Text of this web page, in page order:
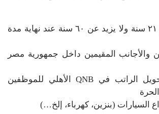
– لا يقل سن عن ٢١ سنة ولا يزيد عن ٦٠ سنة عند نهاية مدة
والأجانب المقيمين داخل جمهورية مصر
– متاح لعملاء تحويل الراتب في QNB الأهلي للموظفين
السيارات (بنزين، كهرباء، إلخ…)